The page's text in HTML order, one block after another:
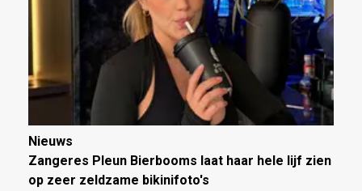
Nieuws
Zangeres Pleun Bierbooms laat haar hele lijf zien
op zeer zeldzame bikinifoto's